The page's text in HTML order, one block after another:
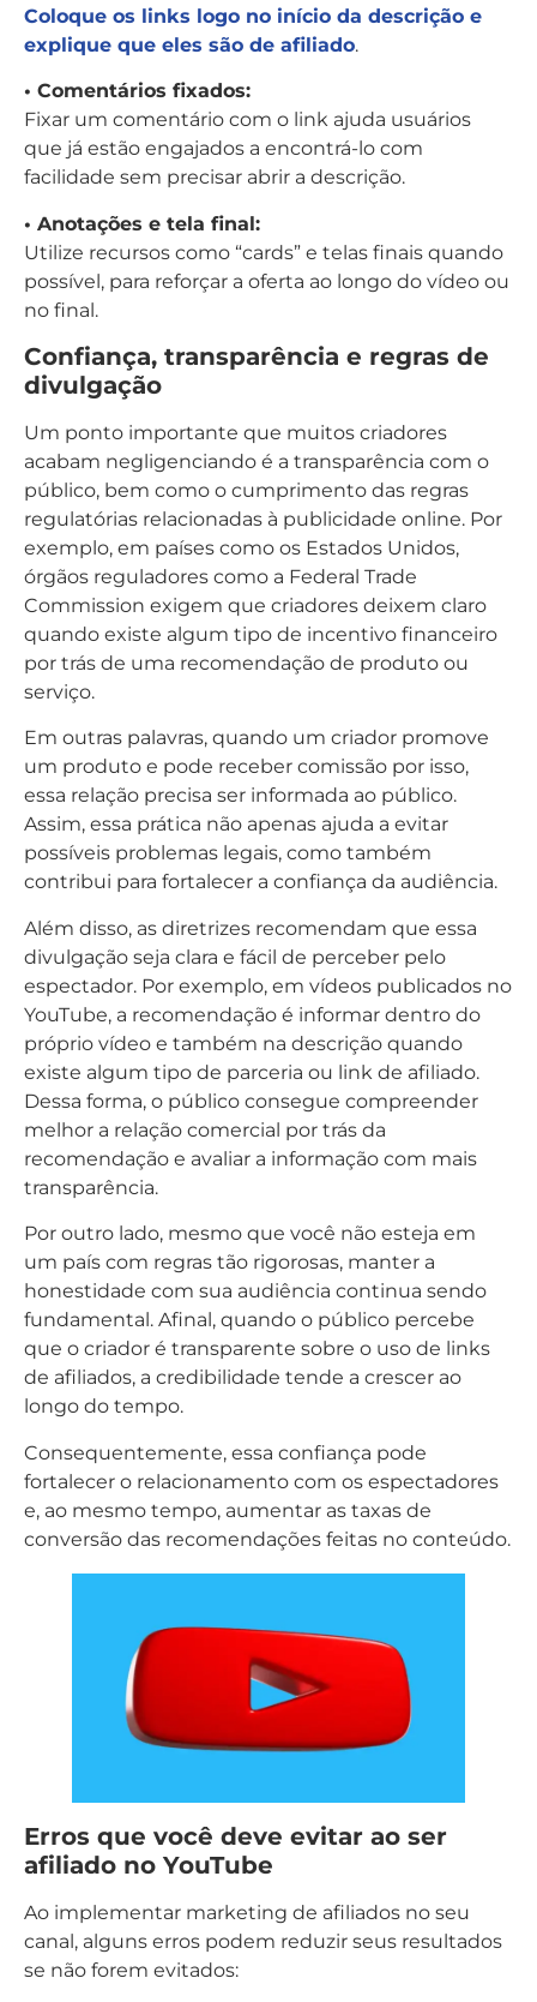
Coloque os links logo no início da descrição e
explique que eles são de afiliado.
• Comentários fixados:
Fixar um comentário com o link ajuda usuários
que já estão engajados a encontrá-lo com
facilidade sem precisar abrir a descrição.
• Anotações e tela final:
Utilize recursos como “cards” e telas finais quando
possível, para reforçar a oferta ao longo do vídeo ou
no final.
Confiança, transparência e regras de
divulgação
Um ponto importante que muitos criadores
acabam negligenciando é a transparência com o
público, bem como o cumprimento das regras
regulatórias relacionadas à publicidade online. Por
exemplo, em países como os Estados Unidos,
órgãos reguladores como a Federal Trade
Commission exigem que criadores deixem claro
quando existe algum tipo de incentivo financeiro
por trás de uma recomendação de produto ou
serviço.
Em outras palavras, quando um criador promove
um produto e pode receber comissão por isso,
essa relação precisa ser informada ao público.
Assim, essa prática não apenas ajuda a evitar
possíveis problemas legais, como também
contribui para fortalecer a confiança da audiência.
Além disso, as diretrizes recomendam que essa
divulgação seja clara e fácil de perceber pelo
espectador. Por exemplo, em vídeos publicados no
YouTube, a recomendação é informar dentro do
próprio vídeo e também na descrição quando
existe algum tipo de parceria ou link de afiliado.
Dessa forma, o público consegue compreender
melhor a relação comercial por trás da
recomendação e avaliar a informação com mais
transparência.
Por outro lado, mesmo que você não esteja em
um país com regras tão rigorosas, manter a
honestidade com sua audiência continua sendo
fundamental. Afinal, quando o público percebe
que o criador é transparente sobre o uso de links
de afiliados, a credibilidade tende a crescer ao
longo do tempo.
Consequentemente, essa confiança pode
fortalecer o relacionamento com os espectadores
e, ao mesmo tempo, aumentar as taxas de
conversão das recomendações feitas no conteúdo.
Erros que você deve evitar ao ser
afiliado no YouTube
Ao implementar marketing de afiliados no seu
canal, alguns erros podem reduzir seus resultados
se não forem evitados: